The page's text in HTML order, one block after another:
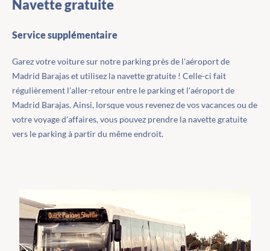
Navette gratuite
Service supplémentaire
Garez votre voiture sur notre parking près de l'aéroport de
Madrid Barajas et utilisez la navette gratuite ! Celle-ci fait
régulièrement l'aller-retour entre le parking et l'aéroport de
Madrid Barajas. Ainsi, lorsque vous revenez de vos vacances ou de
votre voyage d'affaires, vous pouvez prendre la navette gratuite
vers le parking à partir du même endroit.